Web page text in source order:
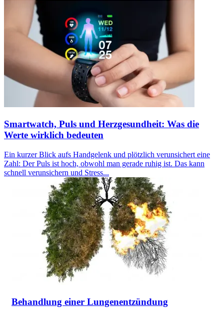
Smartwatch, Puls und Herzgesundheit: Was die
Werte wirklich bedeuten
Ein kurzer Blick aufs Handgelenk und plötzlich verunsichert eine
Zahl: Der Puls ist hoch, obwohl man gerade ruhig ist. Das kann
schnell verunsichern und Stress...
Behandlung einer Lungenentzündung